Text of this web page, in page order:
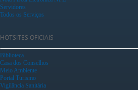
Servidores
Todos os Serviços
HOTSITES OFICIAIS
Biblioteca
Casa dos Conselhos
Meio Ambiente
Portal Turismo
Vigilância Sanitária